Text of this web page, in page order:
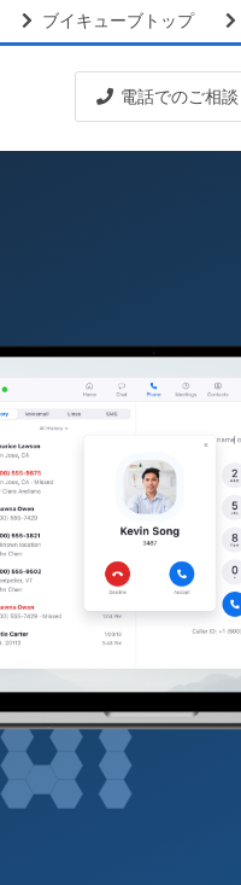
ブイキューブトップ
電話でのご相談